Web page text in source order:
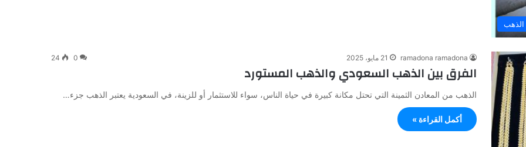
الذهب
ramadona ramadona 21 مايو، 2025 0
24
الفرق بين الذهب السعودي والذهب المستورد
الذهب من المعادن الثمينة التي تحتل مكانة كبيرة في حياة الناس، سواء للاستثمار أو للزينة، في السعودية يعتبر الذهب جزء…
أكمل القراءة »